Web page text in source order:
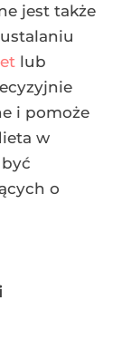
jest także
lub
i pomoże
w
o